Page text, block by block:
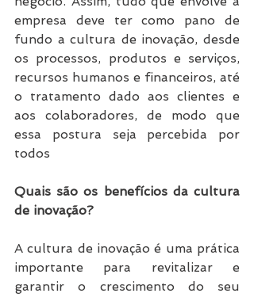
empresa deve ter como pano de
fundo a cultura de inovação, desde
os processos, produtos e serviços,
recursos humanos e financeiros, até
o tratamento dado aos clientes e
aos colaboradores, de modo que
essa postura seja percebida por
todos
Quais são os benefícios da cultura
de inovação?
A cultura de inovação é uma prática
importante para revitalizar e
garantir o crescimento do seu